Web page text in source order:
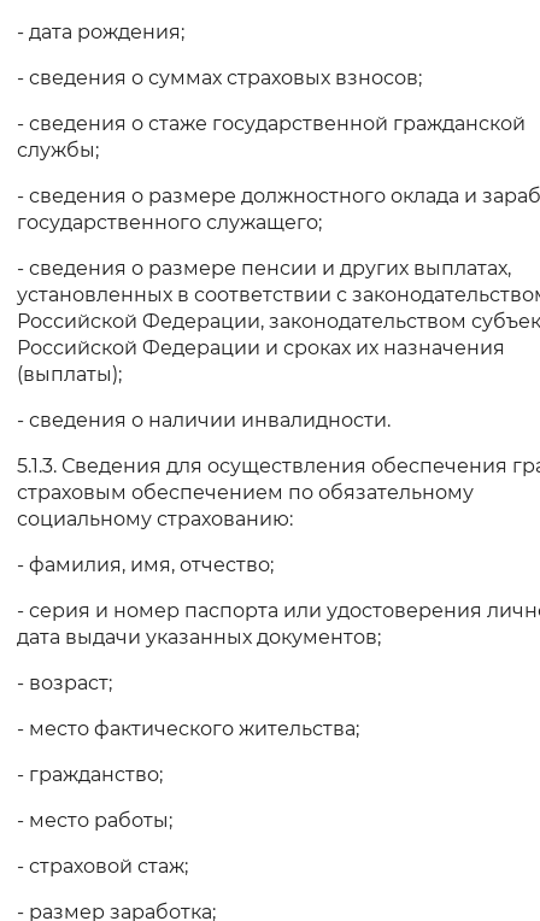
- дата рождения;
- сведения о суммах страховых взносов;
- сведения о стаже государственной гражданской
службы;
- сведения о размере должностного оклада и
государственного служащего;
- сведения о размере пенсии и других выплатах,
установленных в соответствии с
Российской Федерации, законодательством
Российской Федерации и сроках их назначения
(выплаты);
- сведения о наличии инвалидности.
5.1.3. Сведения для осуществления обеспечения
страховым обеспечением по обязательному
социальному страхованию:
- фамилия, имя, отчество;
- серия и номер паспорта или удостоверения
дата выдачи указанных документов;
- возраст;
- место фактического жительства;
- гражданство;
- место работы;
- страховой стаж;
- размер заработка;